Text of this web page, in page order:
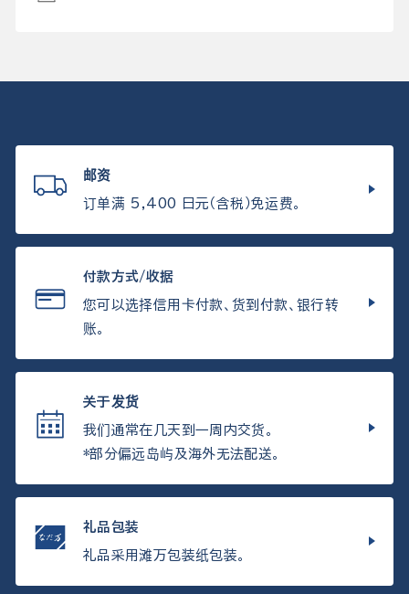
邮资
订单满 5,400 日元（含税）免运费。
付款方式/收据
您可以选择信用卡付款、货到付款、银行转
账。
关于发货
我们通常在几天到一周内交货。
*部分偏远岛屿及海外无法配送。
礼品包装
礼品采用滩万包装纸包装。